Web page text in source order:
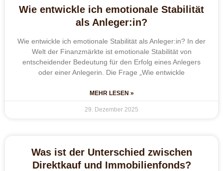
Wie entwickle ich emotionale Stabilität
als Anleger:in?
Wie entwickle ich emotionale Stabilität als Anleger:in? In der
Welt der Finanzmärkte ist emotionale Stabilität von
entscheidender Bedeutung für den Erfolg eines Anlegers
oder einer Anlegerin. Die Frage „Wie entwickle
MEHR LESEN »
29. Dezember 2025
Was ist der Unterschied zwischen
Direktkauf und Immobilienfonds?